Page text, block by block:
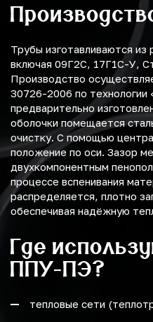
Трубы изготавливаются из
включая 09Г2С, 17Г1С-У,
Производство
30726-2006 по технологии
предварительно
оболочки помещается
очистку. С помощью
положение по оси. Зазор
двухкомпонентным
процессе вспенивания
распределяется, плотно
обеспечивая надёжную
Где
ППУ-ПЭ?
тепловые сети